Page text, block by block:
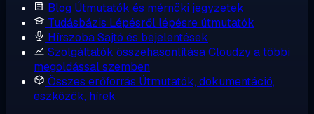
Blog Útmutatók és mérnöki jegyzetek
Tudásbázis Lépésről lépésre útmutatók
HírszobaSajtó és bejelentések
Szolgáltatók összehasonlításaCloudzy a többi
megoldással szemben
Összes erőforrás Útmutatók, dokumentáció,
eszközök, hírek